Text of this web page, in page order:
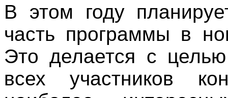
В этом году
часть программы в
Это делается с
всех участников